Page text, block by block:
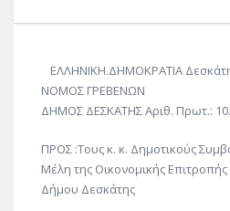
ΕΛΛΗΝΙΚΗ.ΔΗΜΟΚΡΑΤΙΑ
ΝΟΜΟΣ ΓΡΕΒΕΝΩΝ
ΔΗΜΟΣ ΔΕΣΚΑΤΗΣ Αριθ. Πρωτ.:
ΠΡΟΣ :Τους κ. κ. Δημοτικούς
Μέλη της Οικονομικής Επιτροπής
Δήμου Δεσκάτης